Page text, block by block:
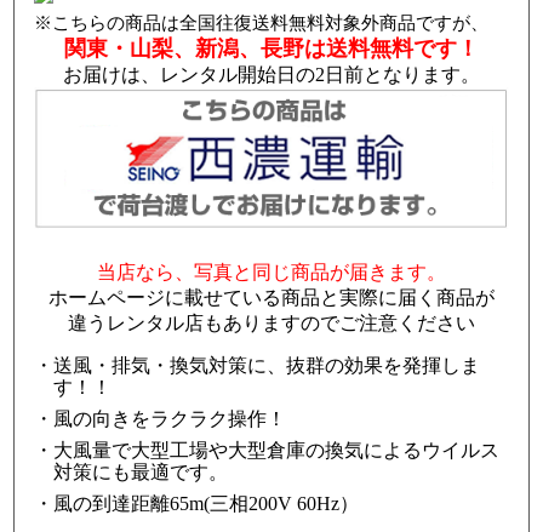
こちらの商品は全国往復送料無料対象外商品ですが、
関東・山梨、新潟、長野は送料無料です！
お届けは、レンタル開始日の2日前となります。
当店なら、写真と同じ商品が届きます。
ホームページに載せている商品と実際に届く商品が
違うレンタル店もありますのでご注意ください
送風・排気・換気対策に、抜群の効果を発揮しま
す！！
風の向きをラクラク操作！
大風量で大型工場や大型倉庫の換気によるウイルス
対策にも最適です。
風の到達距離65m(三相200V 60Hz）